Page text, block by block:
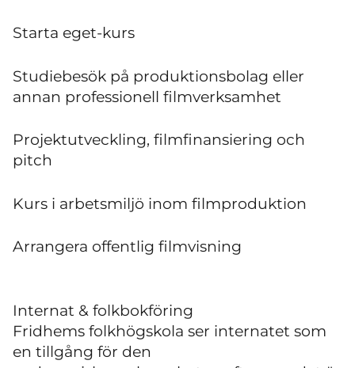
Starta eget-kurs
Studiebesök på produktionsbolag eller
annan professionell filmverksamhet
Projektutveckling, filmfinansiering och
pitch
Kurs i arbetsmiljö inom filmproduktion
Arrangera offentlig filmvisning
Internat & folkbokföring
Fridhems folkhögskola ser internatet som
en tillgång för den